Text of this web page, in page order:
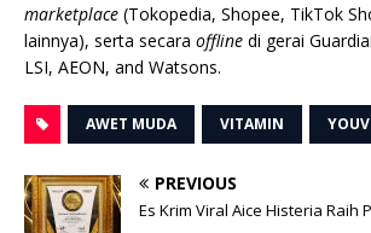
marketplace (Tokopedia, Shopee, TikTok
lainnya), serta secara offline di gerai
LSI, AEON, and Watsons.
AWET MUDA VITAMIN
PREVIOUS
Es Krim Viral Aice Histeria Raih